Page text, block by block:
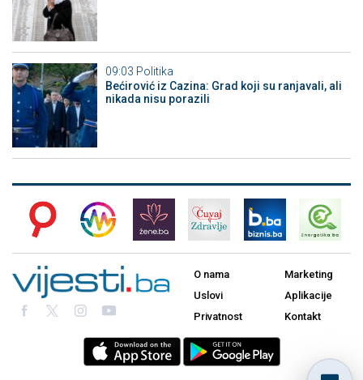
09:03 Politika
Bećirović iz Cazina: Grad koji su ranjavali, ali
nikada nisu porazili
O nama
Uslovi
Privatnost
Marketing
Aplikacije
Kontakt